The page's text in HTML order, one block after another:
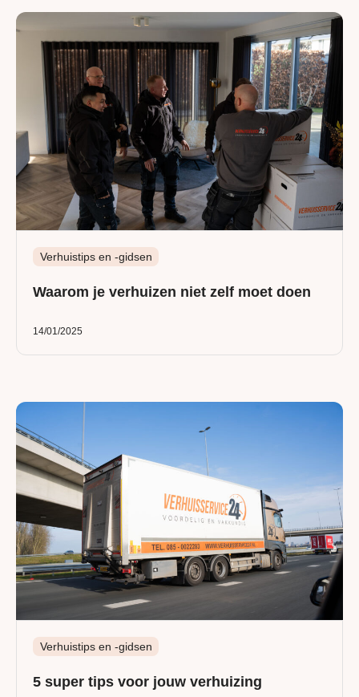
Verhuistips en -gidsen
Waarom je verhuizen niet zelf moet doen
14/01/2025
Verhuistips en -gidsen
5 super tips voor jouw verhuizing